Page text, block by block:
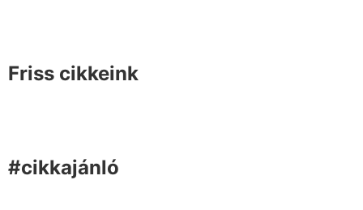
Friss cikkeink
#cikkajánló